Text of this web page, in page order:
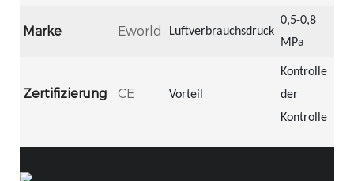
Marke Eworld Luftverbrauchsdruck
0,5-0,8
MPa
Zertifizierung CE Vorteil
Kontrolle
der
Kontrolle